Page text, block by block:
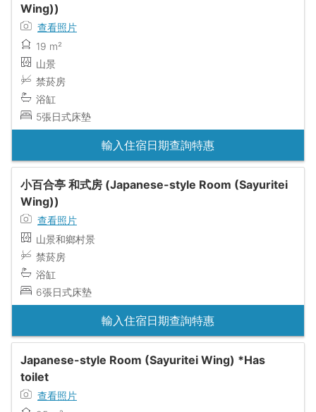
Wing))
查看照片
19 m²
山景
禁菸房
浴缸
5張日式床墊
輸入住宿日期查詢特惠
小百合亭 和式房 (Japanese-style Room (Sayuritei
Wing))
查看照片
山景和鄉村景
禁菸房
浴缸
6張日式床墊
輸入住宿日期查詢特惠
Japanese-style Room (Sayuritei Wing) *Has
toilet
查看照片